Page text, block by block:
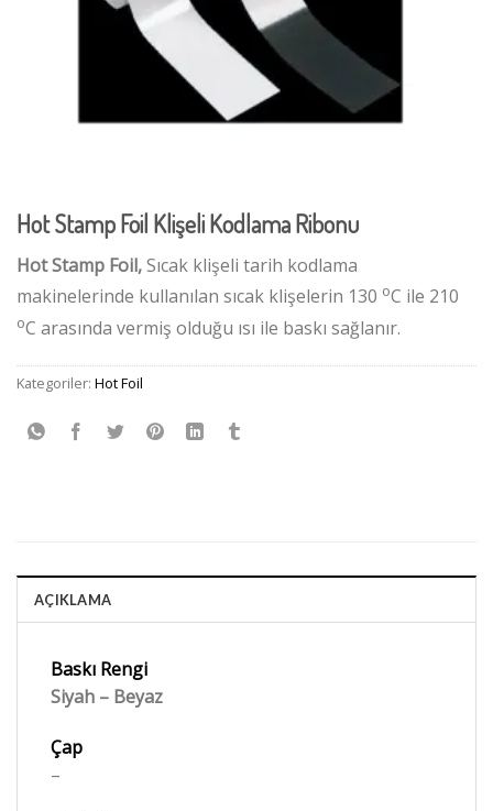
Hot Stamp Foil Klişeli Kodlama Ribonu
Hot Stamp Foil,Sıcak klişeli tarih kodlama
makinelerinde kullanılan sıcak klişelerin 130 oC ile 210
oC arasında vermiş olduğu ısı ile baskı sağlanır.
Kategoriler: Hot Foil
AÇIKLAMA
Baskı Rengi
Siyah – Beyaz
Çap
–